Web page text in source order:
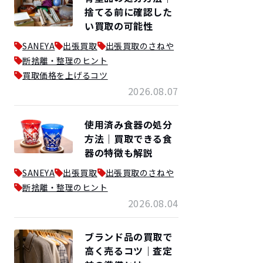
捨てる前に確認した
い買取の可能性
SANEYA 出張買取
出張買取のさねや
断捨離・整理のヒント
買取価格を上げるコツ
2026.08.07
使用済み食器の処分
方法｜買取できる食
器の特徴も解説
SANEYA 出張買取
出張買取のさねや
断捨離・整理のヒント
2026.08.04
ブランド品の買取で
高く売るコツ｜査定